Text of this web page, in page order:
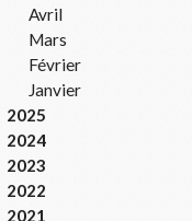
Avril
Mars
Février
Janvier
2025
2024
2023
2022
2021